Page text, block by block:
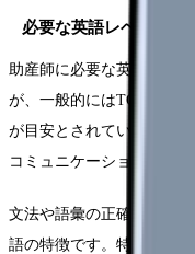
必要な英語レベルの目安
助産師に必要な英語レベ
が、一般的にはTOEIC600
が目安とされています。
コミュニケーション能力で
文法や語彙の正確さより
語の特徴です。特に助産